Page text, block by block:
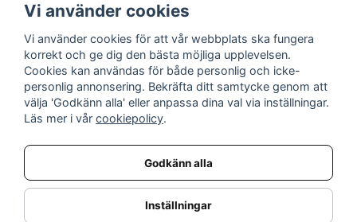
Dukning & Servering
Kök & Matlagning
Belysning
Textil & Mattor
Möbler
Vi använder cookies
Vi använder cookies för att vår webbplats ska fungera
korrekt och ge dig den bästa möjliga upplevelsen.
Cookies kan användas för både personlig och icke-
personlig annonsering. Bekräfta ditt samtycke genom att
välja 'Godkänn alla' eller anpassa dina val via inställningar.
Läs mer i vår cookiepolicy.
Godkänn alla
Inställningar